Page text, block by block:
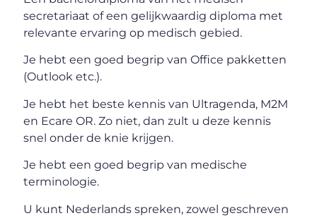
secretariaat of een gelijkwaardig diploma met
relevante ervaring op medisch gebied.
Je hebt een goed begrip van Office pakketten
(Outlook etc.).
Je hebt het beste kennis van Ultragenda, M2M
en Ecare OR. Zo niet, dan zult u deze kennis
snel onder de knie krijgen.
Je hebt een goed begrip van medische
terminologie.
U kunt Nederlands spreken, zowel geschreven